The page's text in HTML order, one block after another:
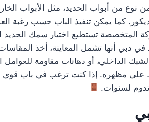
نوع من أبواب الحديد، مثل الأبواب
كما يمكن تنفيذ الباب حسب رغبة
المتخصصة تستطيع اختيار سمك الحديد
أنها تشمل المعاينة، أخذ
الداخلي، أو دهانات مقاومة
على مظهره. إذا كنت ترغب في باب قوي
لسنوات.